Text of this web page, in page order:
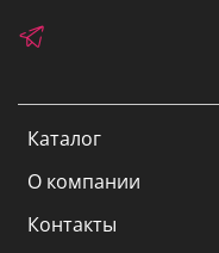
Каталог
О компании
Контакты